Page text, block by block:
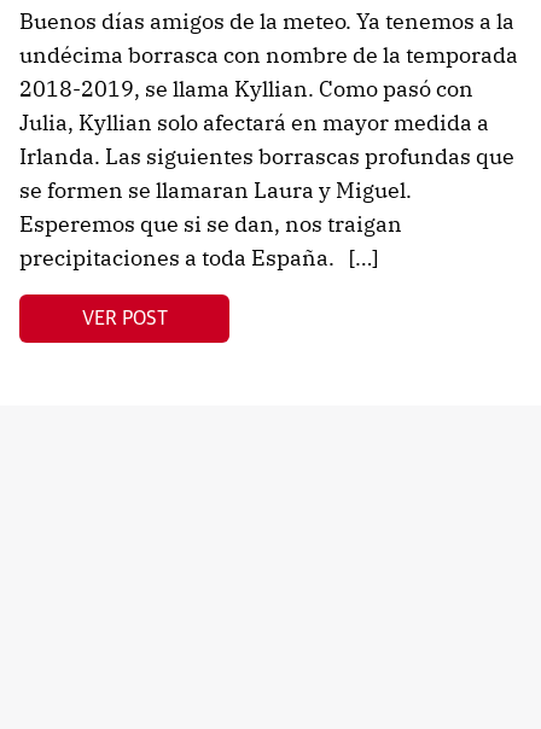
Buenos días amigos de la meteo. Ya tenemos a la
undécima borrasca con nombre de la temporada
2018-2019, se llama Kyllian. Como pasó con
Julia, Kyllian solo afectará en mayor medida a
Irlanda. Las siguientes borrascas profundas que
se formen se llamaran Laura y Miguel.
Esperemos que si se dan, nos traigan
precipitaciones a toda España. […]
VER POST